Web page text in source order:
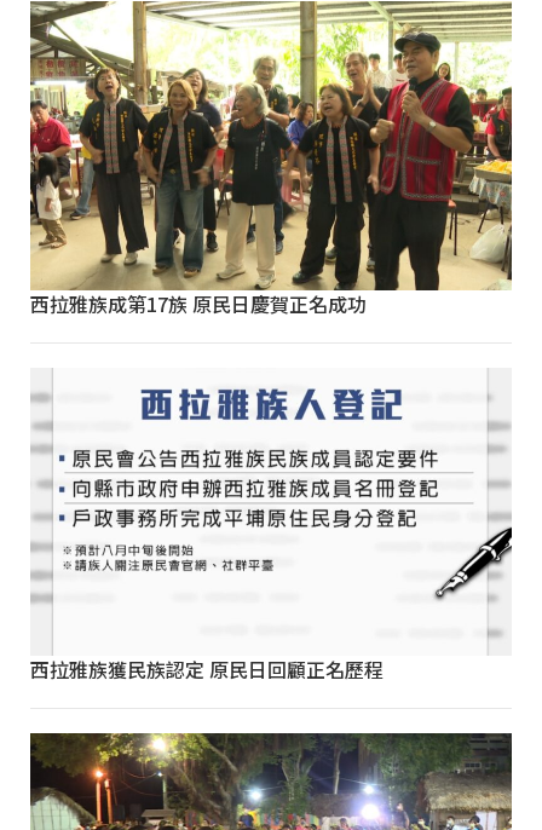
西拉雅族成第17族 原民日慶賀正名成功
西拉雅族獲民族認定 原民日回顧正名歷程